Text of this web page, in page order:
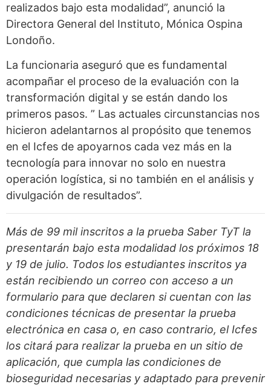
realizados bajo esta modalidad”, anunció la
Directora General del Instituto, Mónica Ospina
Londoño.
La funcionaria aseguró que es fundamental
acompañar el proceso de la evaluación con la
transformación digital y se están dando los
primeros pasos. ” Las actuales circunstancias nos
hicieron adelantarnos al propósito que tenemos
en el Icfes de apoyarnos cada vez más en la
tecnología para innovar no solo en nuestra
operación logística, si no también en el análisis y
divulgación de resultados”.
Más de 99 mil inscritos a la prueba Saber TyT la
presentarán bajo esta modalidad los próximos 18
y 19 de julio. Todos los estudiantes inscritos ya
están recibiendo un correo con acceso a un
formulario para que declaren si cuentan con las
condiciones técnicas de presentar la prueba
electrónica en casa o, en caso contrario, el Icfes
los citará para realizar la prueba en un sitio de
aplicación, que cumpla las condiciones de
bioseguridad necesarias y adaptado para prevenir